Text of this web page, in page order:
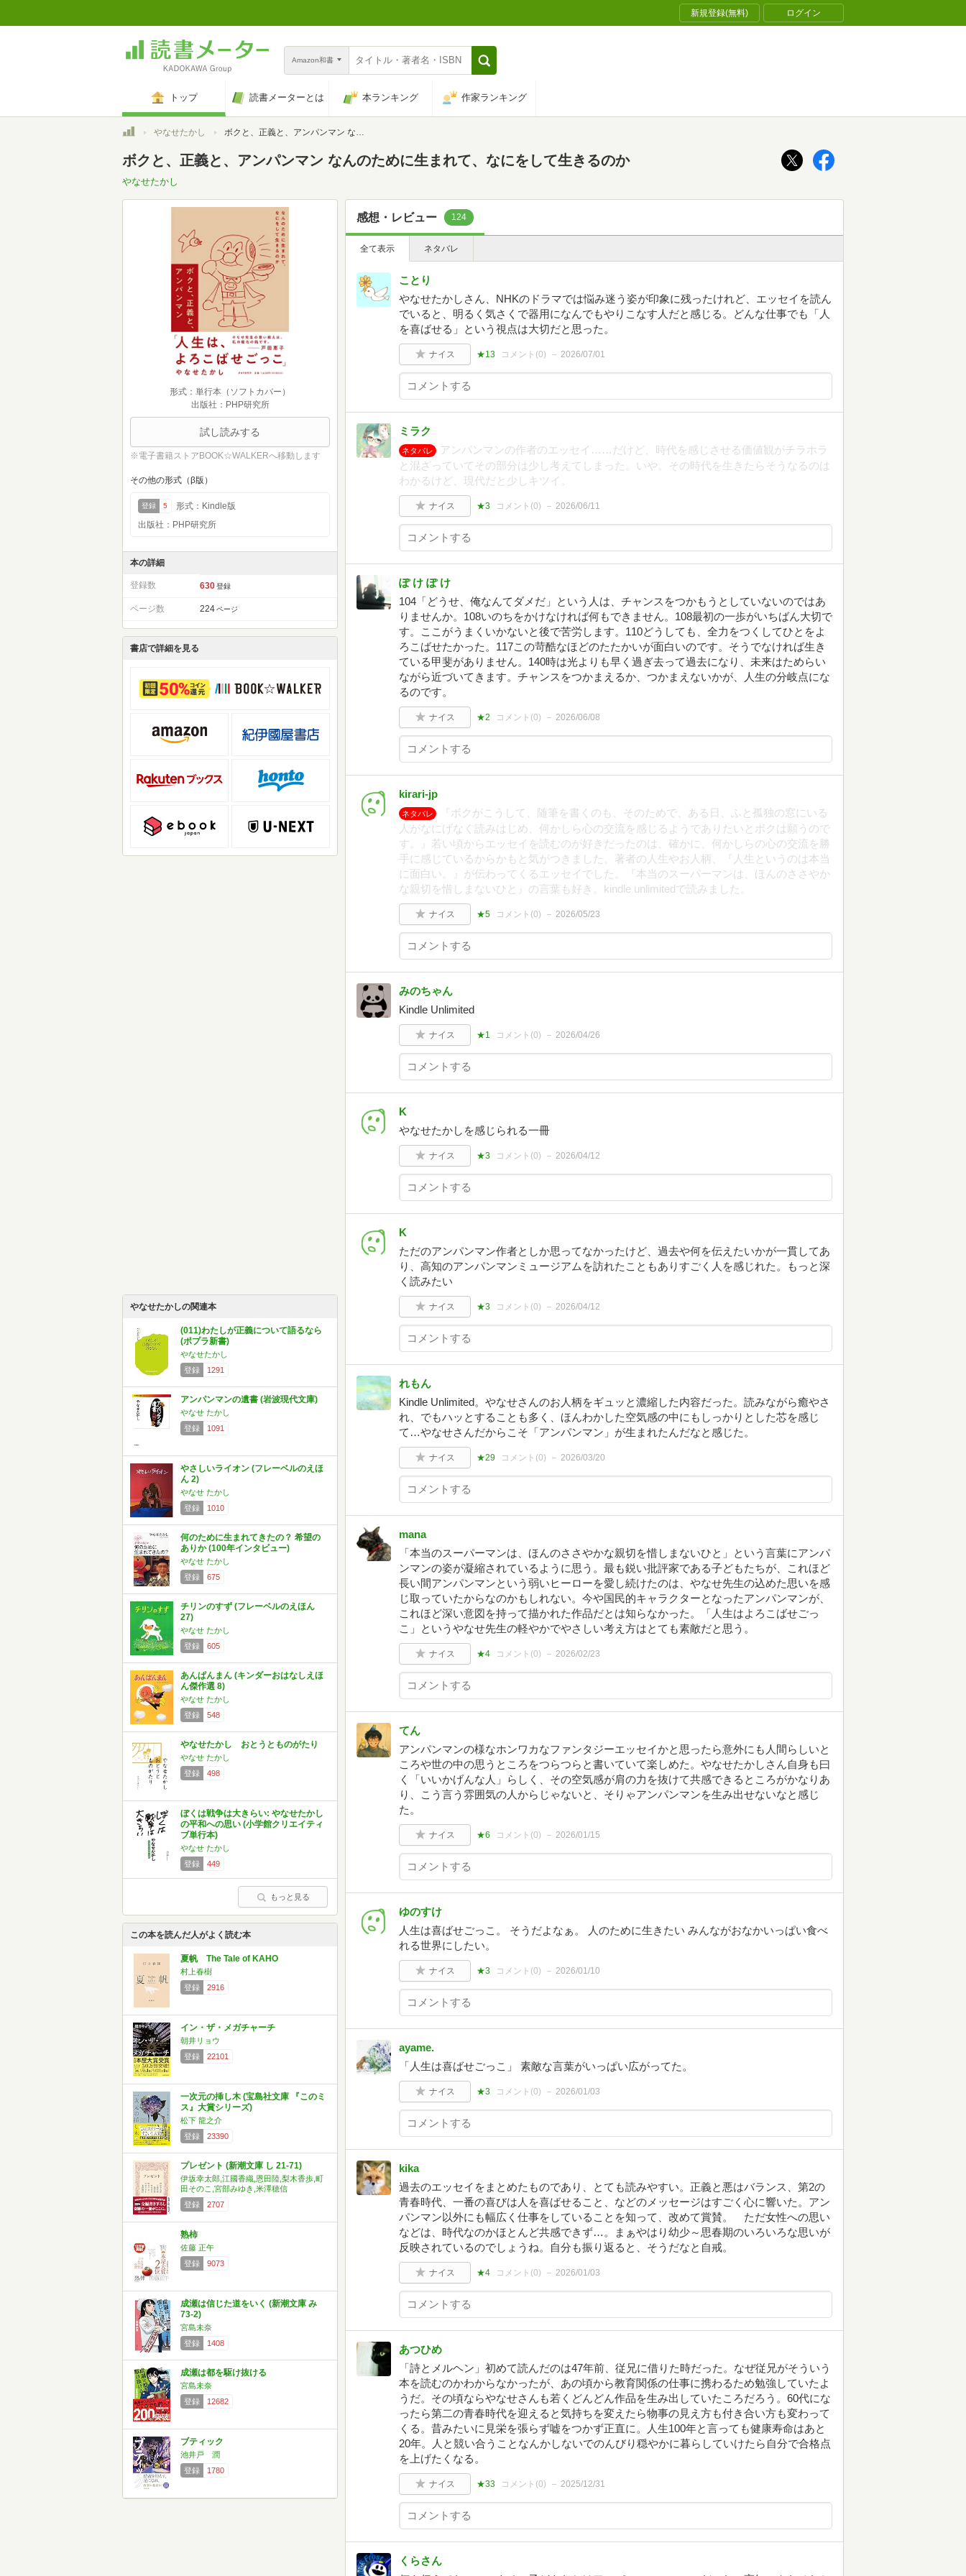
新規登録(無料) ログイン
Amazon和書
トップ 読書メーターとは 本ランキング 作家ランキング
トップやなせたかし ボクと、正義と、アンパンマン なんのために生まれて、なにをして生きるのか
ボクと、正義と、アンパンマン なんのために生まれて、なにをして生きるのか
やなせたかし
形式：単行本（ソフトカバー）
出版社：PHP研究所
試し読みする
※電子書籍ストアBOOK☆WALKERへ移動します
その他の形式（β版）
登録 5
形式：Kindle版
出版社：PHP研究所
本の詳細
登録数 630 登録
ページ数 224 ページ
書店で詳細を見る
やなせたかしの関連本
(011)わたしが正義について語るなら
(ポプラ新書)
やなせたかし
登録
1291
アンパンマンの遺書 (岩波現代文庫)
やなせ たかし
登録
1091
やさしいライオン (フレーベルのえほ
ん 2)
やなせ たかし
登録
1010
何のために生まれてきたの？ 希望の
ありか (100年インタビュー)
やなせ たかし
登録
675
チリンのすず (フレーベルのえほん
27)
やなせ たかし
登録
605
あんぱんまん (キンダーおはなしえほ
ん傑作選 8)
やなせ たかし
登録
548
やなせたかし おとうとものがたり
やなせ たかし
登録
498
ぼくは戦争は大きらい: やなせたかし
の平和への思い (小学館クリエイティ
ブ単行本)
やなせ たかし
登録
449
もっと見る
この本を読んだ人がよく読む本
夏帆 The Tale of KAHO
村上春樹
登録
2916
イン・ザ・メガチャーチ
朝井リョウ
登録
22101
一次元の挿し木 (宝島社文庫 『このミ
ス』大賞シリーズ)
松下 龍之介
登録
23390
プレゼント (新潮文庫 し 21-71)
伊坂幸太郎,江國香織,恩田陸,梨木香歩,町
田そのこ,宮部みゆき,米澤穂信
登録
2707
熟柿
佐藤 正午
登録
9073
成瀬は信じた道をいく (新潮文庫 み
73-2)
宮島未奈
登録
1408
成瀬は都を駆け抜ける
宮島未奈
登録
12682
ブティック
池井戸 潤
登録
1780
感想・レビュー 124
全て表示 ネタバレ
ことり
やなせたかしさん、NHKのドラマでは悩み迷う姿が印象に残ったけれど、エッセイを読ん
でいると、明るく気さくで器用になんでもやりこなす人だと感じる。どんな仕事でも「人
を喜ばせる」という視点は大切だと思った。
ナイス ★13 コメント(0) 2026/07/01
ミラク
ネタバレ
アンパンマンの作者のエッセイ……だけど、時代を感じさせる価値観がチラホラ
と混ざっていてその部分は少し考えてしまった。いや。その時代を生きたらそうなるのは
わかるけど、現代だと少しキツイ。
ナイス ★3 コメント(0) 2026/06/11
ぽ け ぽ け
104「どうせ、俺なんてダメだ」という人は、チャンスをつかもうとしていないのではあ
りませんか。108いのちをかけなければ何もできません。108最初の一歩がいちばん大切で
す。ここがうまくいかないと後で苦労します。110どうしても、全力をつくしてひとをよ
ろこばせたかった。117この苛酷なほどのたたかいが面白いのです。そうでなければ生き
ている甲斐がありません。140時は光よりも早く過ぎ去って過去になり、未来はためらい
ながら近づいてきます。チャンスをつかまえるか、つかまえないかが、人生の分岐点にな
るのです。
ナイス ★2 コメント(0) 2026/06/08
kirari-jp
ネタバレ
『ボクがこうして、随筆を書くのも、そのためで、ある日、ふと孤独の窓にいる
人がなにげなく読みはじめ、何かしら心の交流を感じるようでありたいとボクは願うので
す。』若い頃からエッセイを読むのが好きだったのは、確かに、何かしらの心の交流を勝
手に感じているからかもと気がつきました。著者の人生やお人柄、『人生というのは本当
に面白い。』が伝わってくるエッセイでした。『本当のスーパーマンは、ほんのささやか
な親切を惜しまないひと』の言葉も好き。kindle unlimitedで読みました。
ナイス ★5 コメント(0) 2026/05/23
みのちゃん
Kindle Unlimited
ナイス ★1 コメント(0) 2026/04/26
K
やなせたかしを感じられる一冊
ナイス ★3 コメント(0) 2026/04/12
K
ただのアンパンマン作者としか思ってなかったけど、過去や何を伝えたいかが一貫してあ
り、高知のアンパンマンミュージアムを訪れたこともありすごく人を感じれた。もっと深
く読みたい
ナイス ★3 コメント(0) 2026/04/12
れもん
Kindle Unlimited。やなせさんのお人柄をギュッと濃縮した内容だった。読みながら癒やさ
れ、でもハッとすることも多く、ほんわかした空気感の中にもしっかりとした芯を感じ
て…やなせさんだからこそ「アンパンマン」が生まれたんだなと感じた。
ナイス ★29 コメント(0) 2026/03/20
mana
「本当のスーパーマンは、ほんのささやかな親切を惜しまないひと」という言葉にアンパ
ンマンの姿が凝縮されているように思う。最も鋭い批評家である子どもたちが、これほど
長い間アンパンマンという弱いヒーローを愛し続けたのは、やなせ先生の込めた思いを感
じ取っていたからなのかもしれない。今や国民的キャラクターとなったアンパンマンが、
これほど深い意図を持って描かれた作品だとは知らなかった。「人生はよろこばせごっ
こ」というやなせ先生の軽やかでやさしい考え方はとても素敵だと思う。
ナイス ★4 コメント(0) 2026/02/23
てん
アンパンマンの様なホンワカなファンタジーエッセイかと思ったら意外にも人間らしいと
ころや世の中の思うところをつらつらと書いていて楽しめた。やなせたかしさん自身も曰
く「いいかげんな人」らしく、その空気感が肩の力を抜けて共感できるところがかなりあ
り、こう言う雰囲気の人からじゃないと、そりゃアンパンマンを生み出せないなと感じ
た。
ナイス ★6 コメント(0) 2026/01/15
ゆのすけ
人生は喜ばせごっこ。 そうだよなぁ。 人のために生きたい みんながおなかいっぱい食べ
れる世界にしたい。
ナイス ★3 コメント(0) 2026/01/10
ayame.
「人生は喜ばせごっこ」 素敵な言葉がいっぱい広がってた。
ナイス ★3 コメント(0) 2026/01/03
kika
過去のエッセイをまとめたものであり、とても読みやすい。正義と悪はバランス、第2の
青春時代、一番の喜びは人を喜ばせること、などのメッセージはすごく心に響いた。アン
パンマン以外にも幅広く仕事をしていることを知って、改めて賞賛。 ただ女性への思い
などは、時代なのかほとんど共感できず…。まぁやはり幼少～思春期のいろいろな思いが
反映されているのでしょうね。自分も振り返ると、そうだなと自戒。
ナイス ★4 コメント(0) 2026/01/03
あつひめ
「詩とメルヘン」初めて読んだのは47年前、従兄に借りた時だった。なぜ従兄がそういう
本を読むのかわからなかったが、あの頃から教育関係の仕事に携わるため勉強していたよ
うだ。その頃ならやなせさんも若くどんどん作品を生み出していたころだろう。60代にな
ったら第二の青春時代を迎えると気持ちを変えたら物事の見え方も付き合い方も変わって
くる。昔みたいに見栄を張らず嘘をつかず正直に。人生100年と言っても健康寿命はあと
20年。人と競い合うことなんかしないでのんびり穏やかに暮らしていけたら自分で合格点
を上げたくなる。
ナイス ★33 コメント(0) 2025/12/31
くらさん